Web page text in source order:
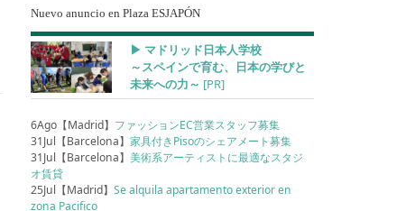
Nuevo anuncio en Plaza ESJAPÓN
▶︎ マドリッド日本人学校
～スペインで育む、日本の学びと
未来への力～ [PR]
6Ago【Madrid】 ファッションEC営業スタッフ募集
31Jul【Barcelona】家具付きPisoのシェアメート募集
31Jul【Barcelona】美術系アーティストに最適なスタジ
オ賃貸
25Jul【Madrid】Se alquila apartamento exterior en
zona Pacifico